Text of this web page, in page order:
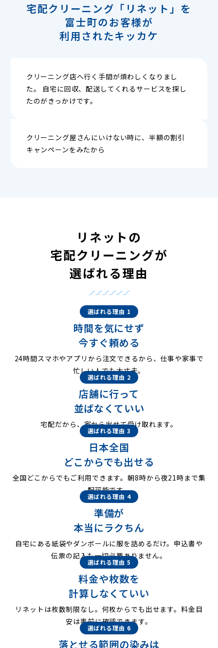
宅配クリーニング「リネット」を
富士町のお客様が
利用されたキッカケ
クリーニング店へ行く手間が煩わしくなりまし
た。 自宅に回収、配送してくれるサービスを探し
たのがきっかけです。
クリーニング屋さんにいけない時に、半額の割引
キャンペーンをみたから
リネットの
宅配クリーニングが
選ばれる理由
選ばれる理由 1
時間を気にせず
今すぐ頼める
24時間スマホやアプリから注文できるから、仕事や家事で
忙しい人でも大丈夫。
選ばれる理由 2
店舗に行って
並ばなくていい
宅配だから、家から出せて受け取れます。
選ばれる理由 3
日本全国
どこからでも出せる
全国どこからでもご利用できます。朝8時から夜21時まで集
配可能です。
選ばれる理由 4
準備が
本当にラクちん
自宅にある紙袋やダンボールに服を詰めるだけ。申込書や
伝票の記入も一切必要ありません。
選ばれる理由 5
料金や枚数を
計算しなくていい
リネットは枚数制限なし。何枚からでも出せます。料金目
安は事前に確認できます。
選ばれる理由 6
落とせる範囲の染みは